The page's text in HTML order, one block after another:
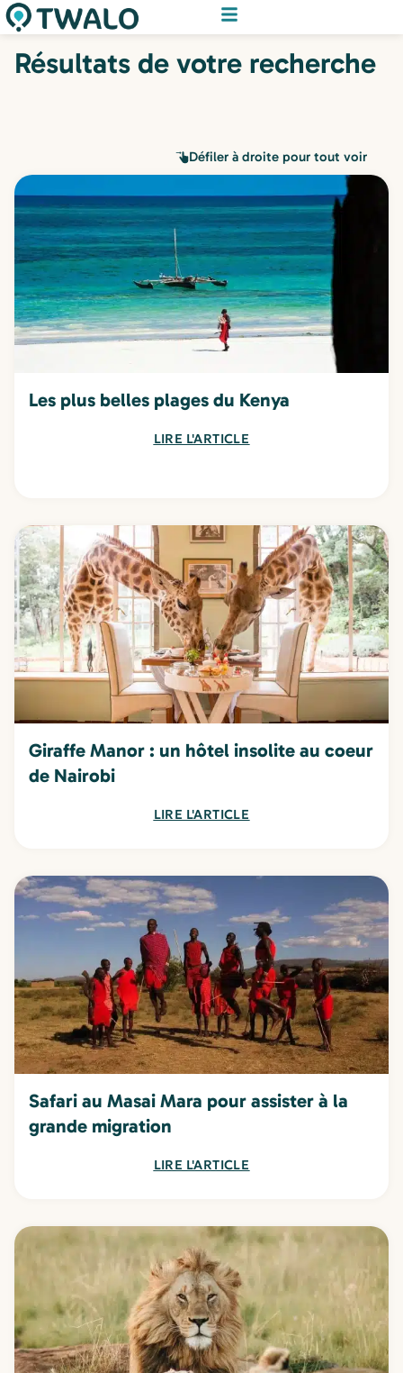
Résultats de votre recherche
Défiler à droite pour tout voir
Les plus belles plages du Kenya
LIRE L'ARTICLE
Giraffe Manor : un hôtel insolite au coeur
de Nairobi
LIRE L'ARTICLE
Safari au Masai Mara pour assister à la
grande migration
LIRE L'ARTICLE